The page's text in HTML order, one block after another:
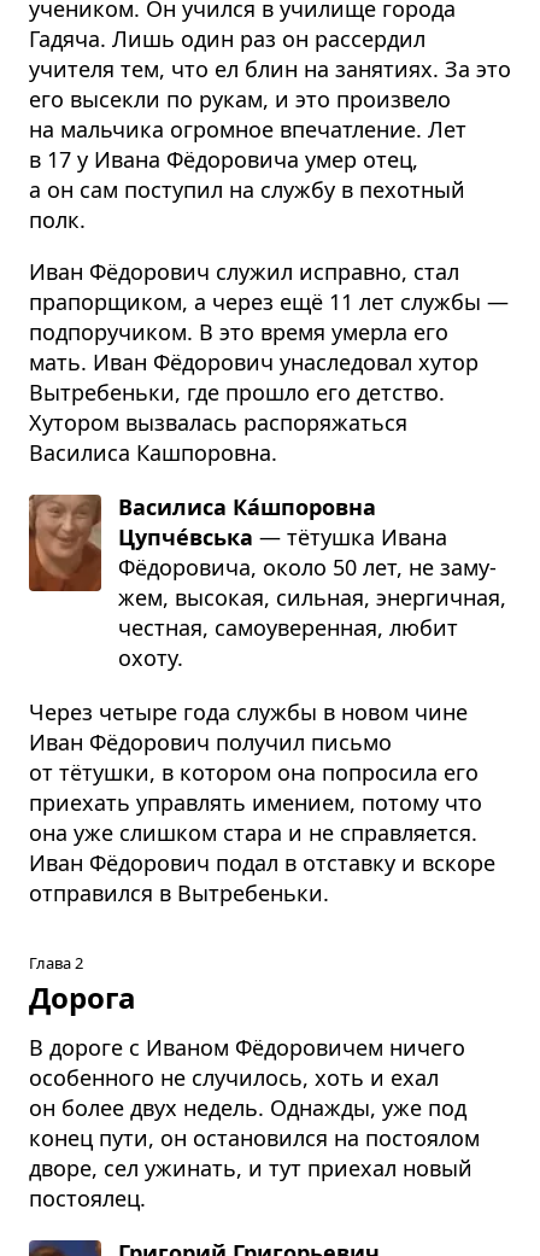
учеником. Он учился в училище города
Гадяча. Лишь один раз он рассердил
учителя тем, что ел блин на занятиях. За это
его высекли по рукам, и это произвело
на мальчика огромное впечатление. Лет
в 17 у Ивана Фёдоровича умер отец,
а он сам поступил на службу в пехотный
полк.
Иван Фёдорович служил исправно, стал
прапорщиком, а через ещё 11 лет службы —
подпоручиком. В это время умерла его
мать. Иван Фёдорович унаследовал хутор
Вытребеньки, где прошло его детство.
Хутором вызвалась распоряжаться
Василиса Кашпоровна.
Василиса Ка́шпоровна
Цупче́вська — тётушка Ивана
Фёдо­ро­вича, около 50 лет, не заму­
жем, высо­кая, силь­ная, энер­гич­ная,
чест­ная, само­уве­рен­ная, любит
охоту.
Через четыре года службы в новом чине
Иван Фёдорович получил письмо
от тётушки, в котором она попросила его
приехать управлять имением, потому что
она уже слишком стара и не справляется.
Иван Фёдорович подал в отставку и вскоре
отправился в Вытребеньки.
Глава 2
Дорога
В дороге с Иваном Фёдоровичем ничего
особенного не случилось, хоть и ехал
он более двух недель. Однажды, уже под
конец пути, он остановился на постоялом
дворе, сел ужинать, и тут приехал новый
постоялец.